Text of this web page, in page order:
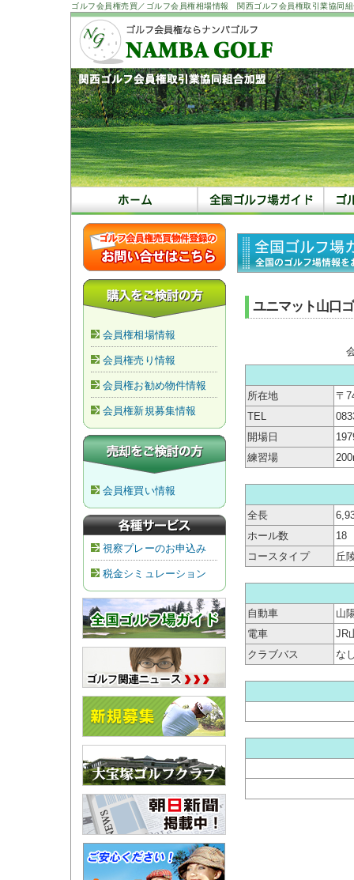
ゴルフ会員権売買／ゴルフ会員権相場情報 関西ゴルフ会員権取引業協同
会員権相場情報
会員権売り情報
会員権お勧め物件情報
会員権新規募集情報
会員権買い情報
視察プレーのお申込み
税金シミュレーション
ユニマット山口
所在地
〒
TEL
開場日
練習場
全長
ホール数
18
コースタイプ
丘
自動車
山
電車
JR
クラブバス
な